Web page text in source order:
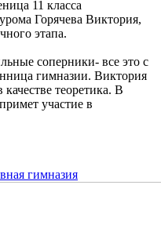
11 класса
Горячева Виктория,
этапа.
соперники- все это с
гимназии. Виктория
теоретика. В
участие в
гимназия